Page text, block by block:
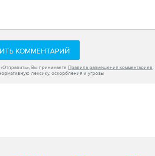
КОММЕНТАРИЙ
Вы принимаете Правила размещения комментариев.
лексику, оскорбления и угрозы